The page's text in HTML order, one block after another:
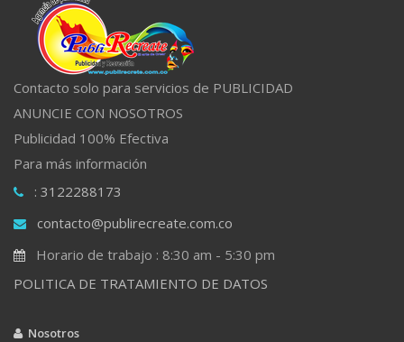
Contacto solo para servicios de PUBLICIDAD
ANUNCIE CON NOSOTROS
Publicidad 100% Efectiva
Para más información
: 3122288173
contacto@publirecreate.com.co
Horario de trabajo : 8:30 am - 5:30 pm
POLITICA DE TRATAMIENTO DE DATOS
Nosotros